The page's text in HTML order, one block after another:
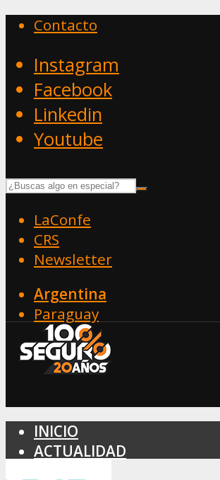
Contacto
Instagram
Facebook
Linkedin
Youtube
LaConfe
CRS
Newsletter
Argentina
Paraguay
INICIO
ACTUALIDAD